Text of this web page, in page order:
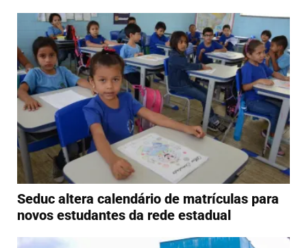
Seduc altera calendário de matrículas para
novos estudantes da rede estadual